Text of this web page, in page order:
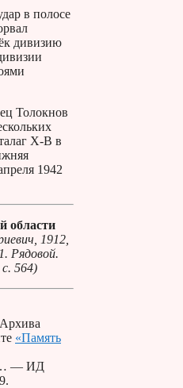
в полосе
дивизию
Толокнов
X-B в
1942
области
1912,
Рядовой.
564)
«Память
— ИД